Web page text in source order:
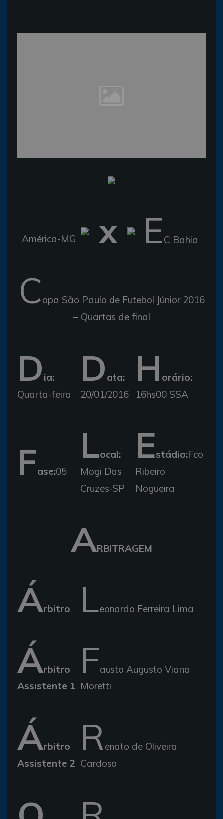
América-MG x EC Bahia
Copa São Paulo de Futebol Júnior 2016
– Quartas de final
D ia:
Quarta-feira
D ata:
20/01/2016
H orário:
16hs00 SSA
Fase:05
Local:
Mogi Das
Cruzes-SP
Estádio:Fco
Ribeiro
Nogueira
ARBITRAGEM
Árbitro Leonardo Ferreira Lima
Árbitro
Assistente 1
Fausto Augusto Viana
Moretti
Árbitro
Assistente 2
Renato de Oliveira
Cardoso